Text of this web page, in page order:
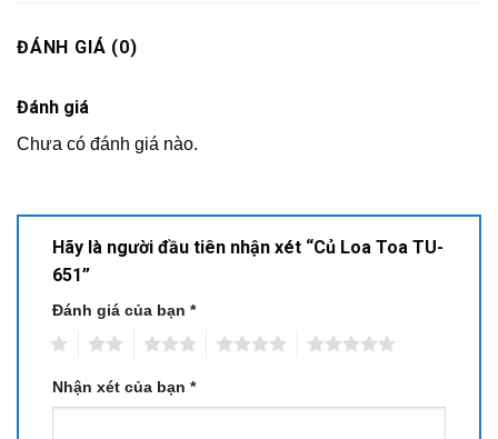
ĐÁNH GIÁ (0)
Đánh giá
Chưa có đánh giá nào.
Hãy là người đầu tiên nhận xét “Củ Loa Toa TU-
651”
Đánh giá của bạn *
Nhận xét của bạn *